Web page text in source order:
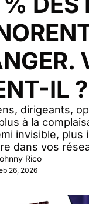
IL ?
dirigeants,
à la
invisible, plus
dans vos
Rico
26, 2026